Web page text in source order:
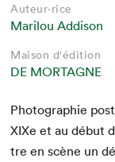
Auteur·rice
Marilou Addison
Maison d'édition
DE MORTAGNE
Pho­togra­phie
XIXe et au début
tre en scène un